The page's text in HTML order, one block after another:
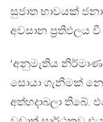
සුජාත භාවයක්
අවසාන ප‍්‍රතිඵලය
‘අනුමැතිය
සොයා ගැනීමක්
අත්හදාබලා තිබේ.